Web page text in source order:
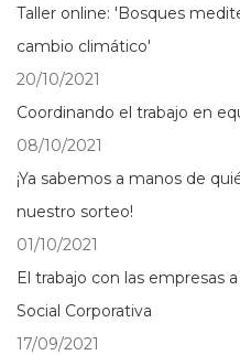
Taller online: 'Bosques
cambio climático'
20/10/2021
Coordinando el trabajo en
08/10/2021
¡Ya sabemos a manos de
nuestro sorteo!
01/10/2021
El trabajo con las empresas
Social Corporativa
17/09/2021